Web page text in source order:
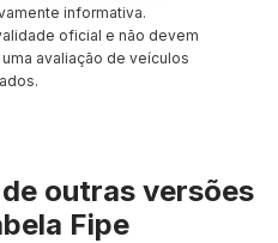
informativa.
oficial e não devem
avaliação de veículos
outras versões
Fipe